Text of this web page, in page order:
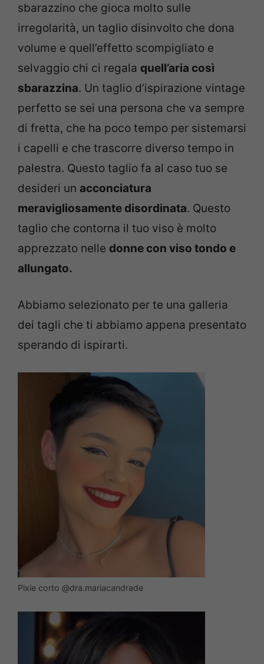
sbarazzino che gioca molto sulle
irregolarità, un taglio disinvolto che dona
volume e quell’effetto scompigliato e
selvaggio chi ci regala quell’aria così
sbarazzina. Un taglio d’ispirazione vintage
perfetto se sei una persona che va sempre
di fretta, che ha poco tempo per sistemarsi
i capelli e che trascorre diverso tempo in
palestra. Questo taglio fa al caso tuo se
desideri un acconciatura
meravigliosamente disordinata. Questo
taglio che contorna il tuo viso è molto
apprezzato nelle donne con viso tondo e
allungato.
Abbiamo selezionato per te una galleria
dei tagli che ti abbiamo appena presentato
sperando di ispirarti.
Pixie corto @dra.mariacandrade